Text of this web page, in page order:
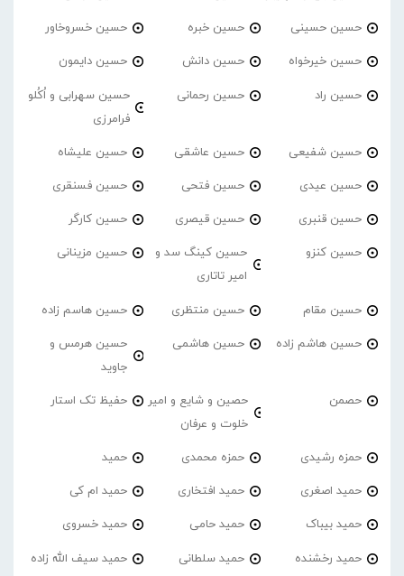
حسین حسینی حسین خبره حسین خسروخاور
حسین خیرخواه حسین دانش حسین دایمون
حسین راد حسین رحمانی
حسین سهرابی و اُکُلو
فرامرزی
حسین شفیعی حسین عاشقی حسین علیشاه
حسین عیدی حسین فتحی حسین فسنقری
حسین قنبری حسین قیصری حسین کارگر
حسین کنزو
حسین کینگ سد و
امیر تاتاری
حسین مزینانی
حسین مقام حسین منتظری حسین هاسم زاده
حسین هاشم زاده حسین هاشمی
حسین هرمس و
جاوید
حصمن
حصین و شایع و امیر
خلوت و عرفان
حفیظ تک استار
حمزه رشیدی حمزه محمدی حمید
حمید اصغری حمید افتخاری حمید ام کی
حمید بیباک حمید حامی حمید خسروی
حمید رخشنده حمید سلطانی حمید سیف الله زاده